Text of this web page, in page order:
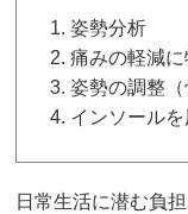
姿勢分析
痛みの軽減に
姿勢の調整（
インソール
日常生活に潜む負